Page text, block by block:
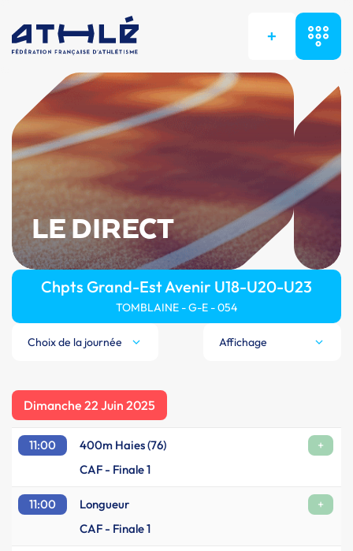
+
LE DIRECT
Chpts Grand-Est Avenir U18-U20-U23
TOMBLAINE - G-E - 054
Choix de la journée Affichage
Dimanche 22 Juin 2025
11:00 400m Haies (76)
+
CAF - Finale 1
11:00 Longueur
+
CAF - Finale 1